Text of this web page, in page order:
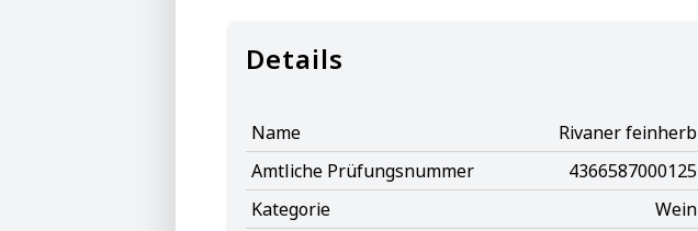
Details
Name
Rivaner feinherb
Amtliche Prüfungsnummer
4366587000125
Kategorie
Wein